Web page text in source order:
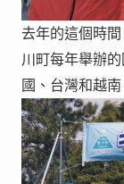
去年的這個時
川町每年舉辦
國、台灣和越南